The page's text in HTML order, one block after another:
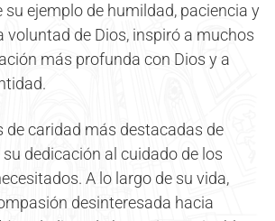
su ejemplo de humildad, paciencia y
voluntad de Dios, inspiró a muchos
más profunda con Dios y a
de caridad más destacadas de
dedicación al cuidado de los
A lo largo de su vida,
desinteresada hacia